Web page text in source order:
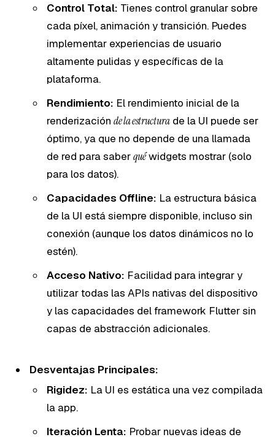
Control Total: Tienes control granular sobre
cada píxel, animación y transición. Puedes
implementar experiencias de usuario
altamente pulidas y específicas de la
plataforma.
Rendimiento: El rendimiento inicial de la
renderización de la estructurade la UI puede ser
óptimo, ya que no depende de una llamada
de red para saberquéwidgets mostrar (solo
para los datos).
Capacidades Offline: La estructura básica
de la UI está siempre disponible, incluso sin
conexión (aunque los datos dinámicos no lo
estén).
Acceso Nativo: Facilidad para integrar y
utilizar todas las APIs nativas del dispositivo
y las capacidades del framework Flutter sin
capas de abstracción adicionales.
Desventajas Principales:
Rigidez: La UI es estática una vez compilada
la app.
Iteración Lenta: Probar nuevas ideas de